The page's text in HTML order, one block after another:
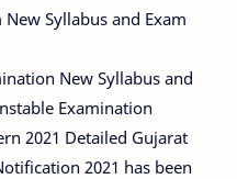
Syllabus and Exam
New Syllabus and
Examination
2021 Detailed Gujarat
2021 has been